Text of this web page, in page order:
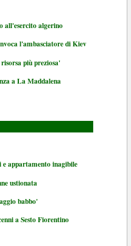
all'esercito algerino
l'ambasciatore di Kiev
più preziosa'
a La Maddalena
appartamento inagibile
ustionata
babbo'
a Sesto Fiorentino